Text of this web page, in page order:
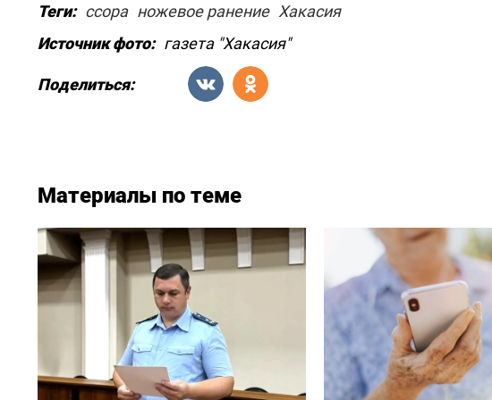
Теги: ссора ножевое ранение Хакасия
Источник фото: газета "Хакасия"
Поделиться:
Материалы по теме